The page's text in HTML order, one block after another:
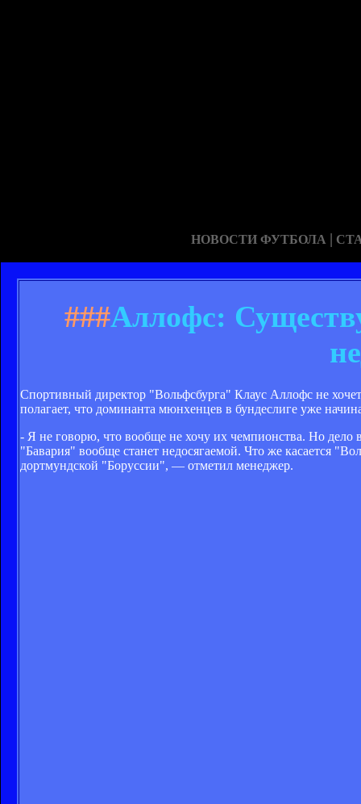
НОВОСТИ ФУТБОЛА |
###Аллофс:
Спортивный директор "Вольфсбурга" Клаус Аллофс не
полагает, что доминанта мюнхенцев в бундеслиге уже
- Я не говорю, что вообще не хочу их чемпионства. Но дело
"Бавария" вообще станет недосягаемой. Что же касается
дортмундской "Боруссии", — отметил менеджер.